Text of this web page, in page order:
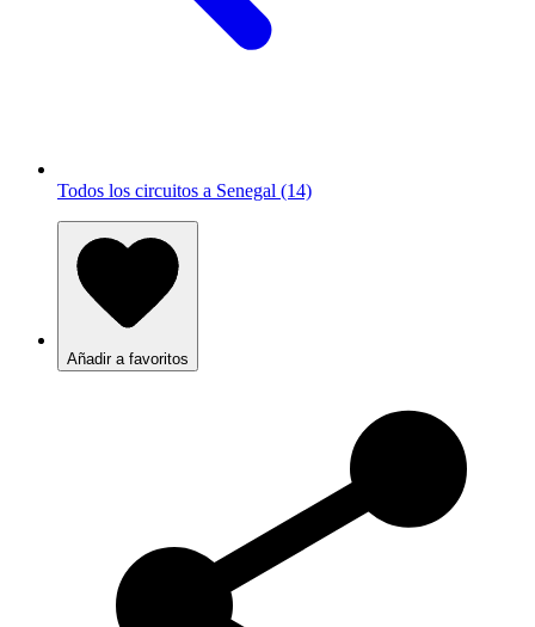
Todos los circuitos a Senegal (14)
Añadir a favoritos